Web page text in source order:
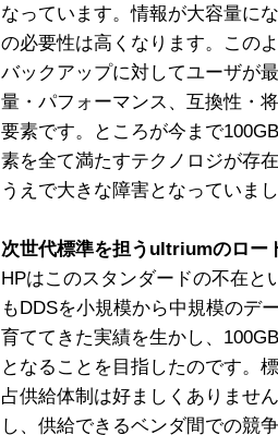
なっています。情報が大容量に
の必要性は高くなります。この
バックアップに対してユーザが
量・パフォーマンス、互換性・
要素です。ところが今まで
素を全て満たすテクノロジが存
うえで大きな障害となっていま
次世代標準を担うultriumのロー
HPはこのスタンダードの不在と
もDDSを小規模から中規模のデ
育ててきた実績を生かし、
となることを目指したのです。
占供給体制は好ましくありませ
し、供給できるベンダ間での競